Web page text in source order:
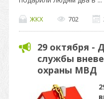
ЖКХ 702
29 октября -
службы
охраны МВД